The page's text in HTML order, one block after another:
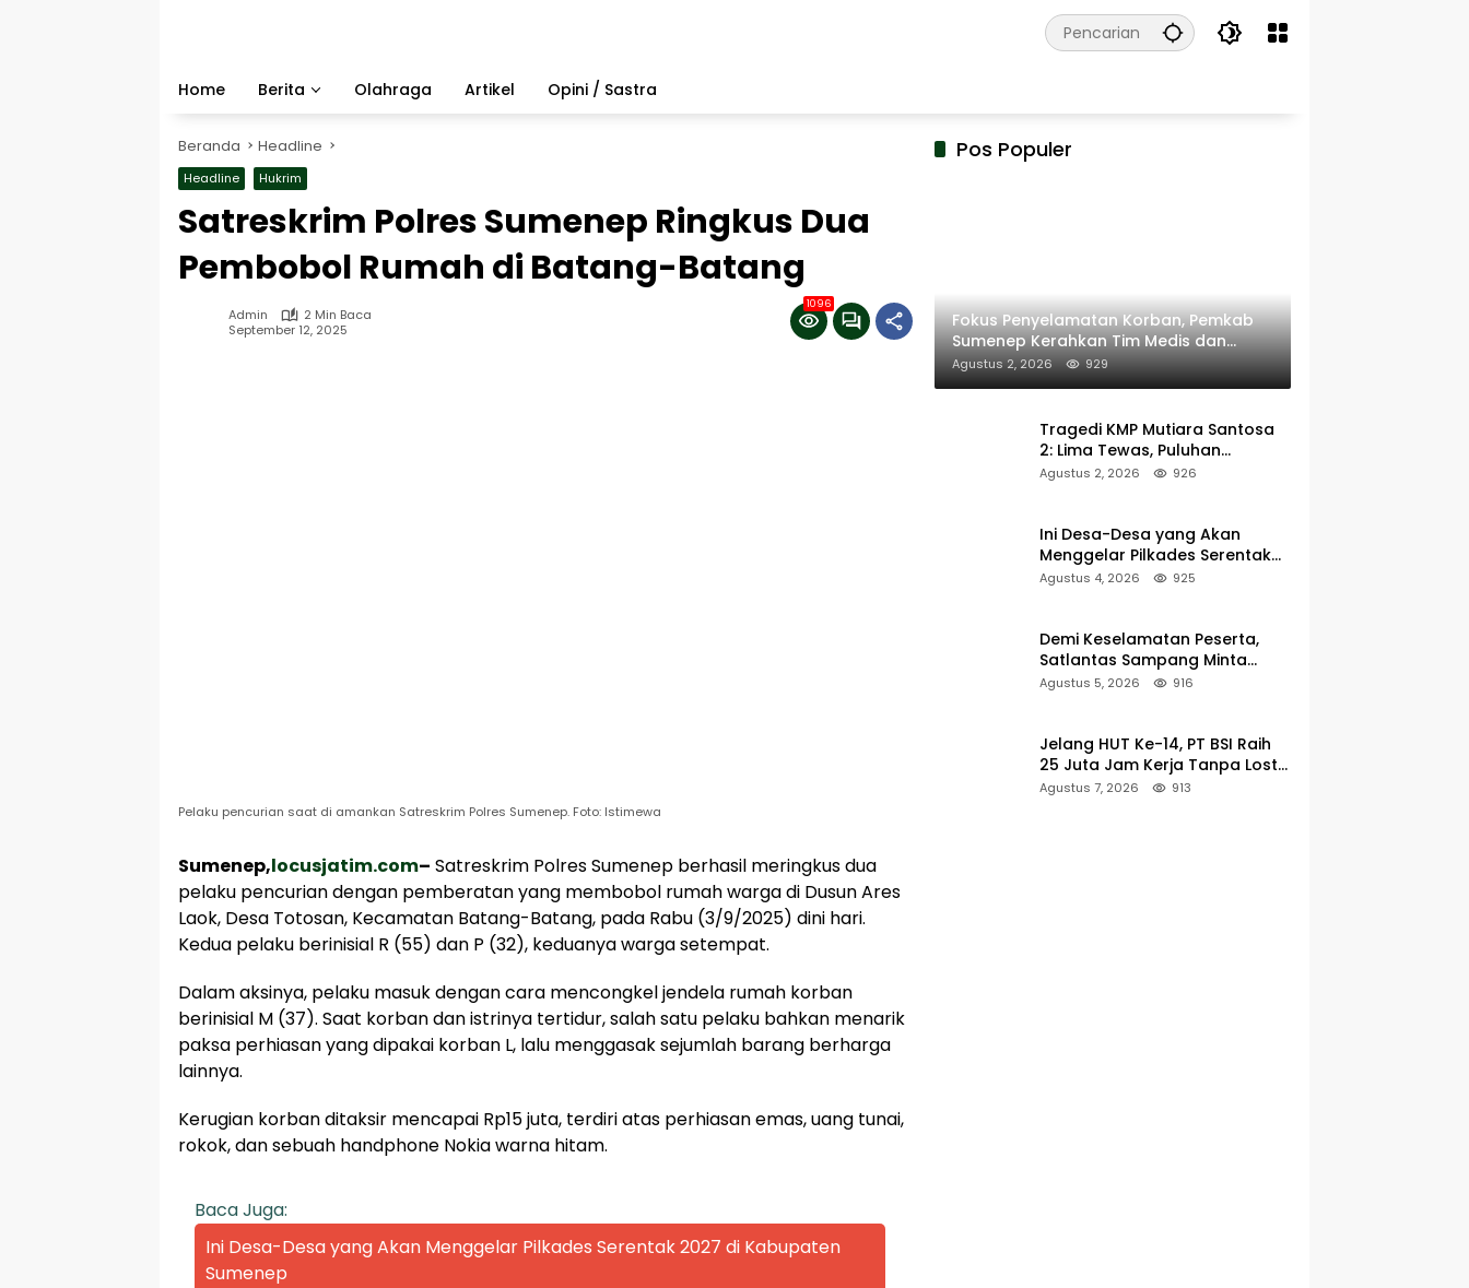
Home
Berita Olahraga Artikel Opini / Sastra
Beranda Headline
Headline Hukrim
Satreskrim Polres Sumenep Ringkus Dua
Pembobol Rumah di Batang-Batang
Admin
2 Min Baca
September 12, 2025
1096
Pelaku pencurian saat di amankan Satreskrim Polres Sumenep. Foto: Istimewa
Sumenep,locusjatim.com– Satreskrim Polres Sumenep berhasil meringkus dua
pelaku pencurian dengan pemberatan yang membobol rumah warga di Dusun Ares
Laok, Desa Totosan, Kecamatan Batang-Batang, pada Rabu (3/9/2025) dini hari.
Kedua pelaku berinisial R (55) dan P (32), keduanya warga setempat.
Dalam aksinya, pelaku masuk dengan cara mencongkel jendela rumah korban
berinisial M (37). Saat korban dan istrinya tertidur, salah satu pelaku bahkan menarik
paksa perhiasan yang dipakai korban L, lalu menggasak sejumlah barang berharga
lainnya.
Kerugian korban ditaksir mencapai Rp15 juta, terdiri atas perhiasan emas, uang tunai,
rokok, dan sebuah handphone Nokia warna hitam.
Baca Juga:
Ini Desa-Desa yang Akan Menggelar Pilkades Serentak 2027 di Kabupaten
Sumenep
Pos Populer
Fokus Penyelamatan Korban, Pemkab
Sumenep Kerahkan Tim Medis dan
Ambulans ke Pelabuhan Kalianget
Agustus 2, 2026 929
Tragedi KMP Mutiara Santosa
2: Lima Tewas, Puluhan
Penumpang Masih Dalam
Agustus 2, 2026 926
Ini Desa-Desa yang Akan
Menggelar Pilkades Serentak
2027 di Kabupaten Sumenep
Agustus 4, 2026 925
Demi Keselamatan Peserta,
Satlantas Sampang Minta
Latihan Gerak Jalan Pindah ke
Agustus 5, 2026 916
Jelang HUT Ke-14, PT BSI Raih
25 Juta Jam Kerja Tanpa Lost-
Time Injury
Agustus 7, 2026 913